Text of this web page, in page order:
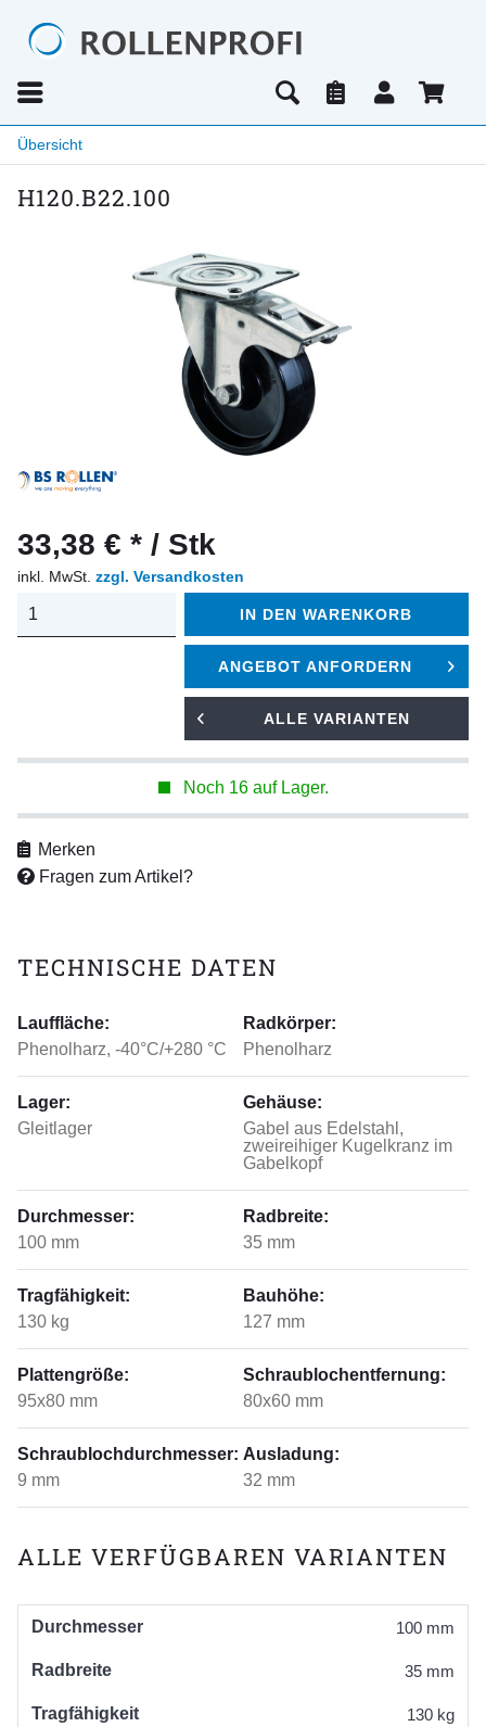
Übersicht
H120.B22.100
33,38 € * / Stk
inkl. MwSt. zzgl. Versandkosten
IN DEN WARENKORB
ANGEBOT ANFORDERN
ALLE VARIANTEN
Noch 16 auf Lager.
Merken
Fragen zum Artikel?
TECHNISCHE DATEN
Lauffläche:
Phenolharz, -40°C/+280 °C
Radkörper:
Phenolharz
Lager:
Gleitlager
Gehäuse:
Gabel aus Edelstahl,
zweireihiger Kugelkranz im
Gabelkopf
Durchmesser:
100 mm
Radbreite:
35 mm
Tragfähigkeit:
130 kg
Bauhöhe:
127 mm
Plattengröße:
95x80 mm
Schraublochentfernung:
80x60 mm
Schraublochdurchmesser:
9 mm
Ausladung:
32 mm
ALLE VERFÜGBAREN VARIANTEN
Durchmesser 100 mm
Radbreite 35 mm
Tragfähigkeit 130 kg